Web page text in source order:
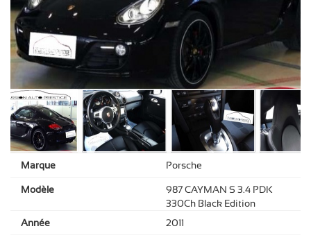
Marque Porsche
Modèle
987 CAYMAN S 3.4 PDK
330Ch Black Edition
Année
2011